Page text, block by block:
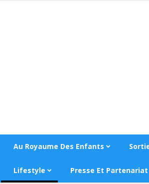
Au Royaume Des Enfants
Lifestyle Presse Et Partenariat